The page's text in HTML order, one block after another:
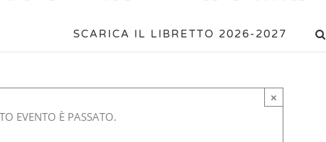
SCARICA IL LIBRETTO 2026-2027
×
EVENTO È PASSATO.